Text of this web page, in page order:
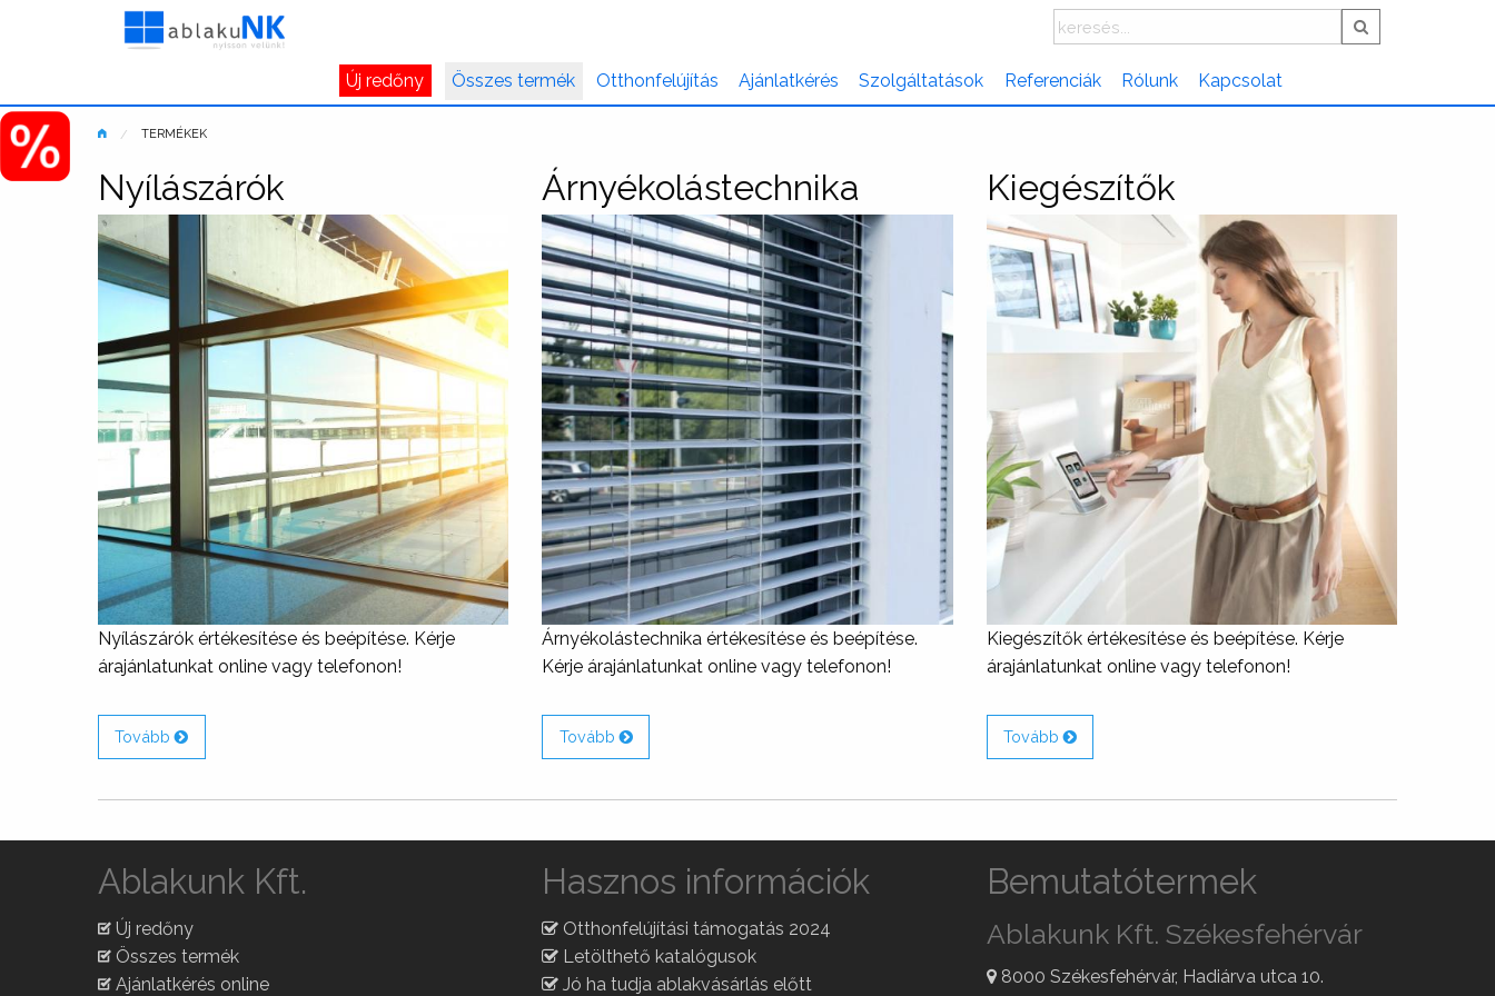
Új redőny Összes termék Otthonfelújítás Ajánlatkérés Szolgáltatások Referenciák Rólunk Kapcsolat
TERMÉKEK
Nyílászárók
Nyílászárók értékesítése és beépítése. Kérje
árajánlatunkat online vagy telefonon!
Tovább
Árnyékolástechnika
Árnyékolástechnika értékesítése és beépítése.
Kérje árajánlatunkat online vagy telefonon!
Tovább
Kiegészítők
Kiegészítők értékesítése és beépítése. Kérje
árajánlatunkat online vagy telefonon!
Tovább
Ablakunk Kft.
Új redőny
Összes termék
Ajánlatkérés online
Hasznos információk
Otthonfelújítási támogatás 2024
Letölthető katalógusok
Jó ha tudja ablakvásárlás előtt
Bemutatótermek
Ablakunk Kft. Székesfehérvár
8000 Székesfehérvár, Hadiárva utca 10.